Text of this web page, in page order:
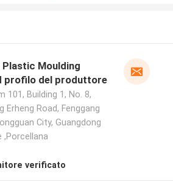
Plastic Moulding
profilo del produttore
101, Building 1, No. 8,
Erheng Road, Fenggang
City, Guangdong
,Porcellana
verificato